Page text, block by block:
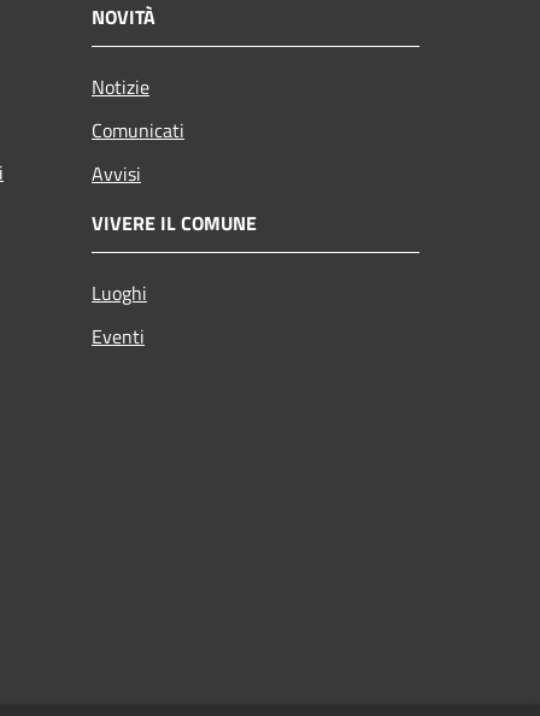
NOVITÀ
Notizie
Comunicati
Avvisi
VIVERE IL COMUNE
Luoghi
Eventi